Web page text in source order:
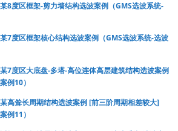
8度区框架-剪力墙结构选波案例（GMS选波系统-
7度区框架核心结构选波案例（GMS选波系统-选波
7度区大底盘-多塔-高位连体高层建筑结构选波案例
例10）
高耸长周期结构选波案例 [前三阶周期相差较大]
例11）